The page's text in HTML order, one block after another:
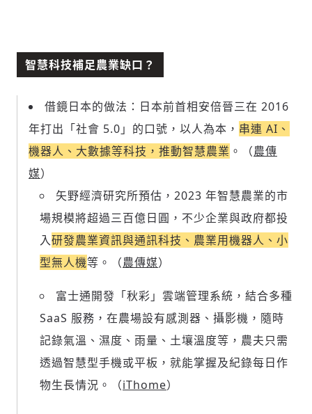
智慧科技補足農業缺口？
借鏡日本的做法：日本前首相安倍晉三在 2016
年打出「社會 5.0」的口號，以人為本， 串連 AI、
機器人、大數據等科技，推動智慧農業 。（農傳
媒）
矢野經濟研究所預估，2023 年智慧農業的市
場規模將超過三百億日圓，不少企業與政府都投
入研發農業資訊與通訊科技、農業用機器人、小
型無人機等。（農傳媒）
富士通開發「秋彩」雲端管理系統，結合多種
SaaS 服務，在農場設有感測器、攝影機，隨時
記錄氣溫、濕度、雨量、土壤溫度等，農夫只需
透過智慧型手機或平板，就能掌握及紀錄每日作
物生長情況。（iThome）